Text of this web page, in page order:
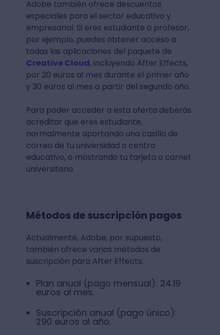
Adobe también ofrece descuentos
especiales para el sector educativo y
empresarial. Si eres estudiante o profesor,
por ejemplo, puedes obtener acceso a
todas las aplicaciones del paquete de
Creative Cloud, incluyendo After Effects,
por 20 euros al mes durante el primer año
y 30 euros al mes a partir del segundo año.
Para poder acceder a esta oferta deberás
acreditar que eres estudiante,
normalmente aportando una casilla de
correo de tu universidad o centro
educativo, o mostrando tu tarjeta o carnet
universitario.
Métodos de suscripción pagos
Actualmente, Adobe, por supuesto,
también ofrece varios métodos de
suscripción para After Effects:
Plan anual (pago mensual): 24.19
euros al mes.
Suscripción anual (pago único):
290 euros al año.